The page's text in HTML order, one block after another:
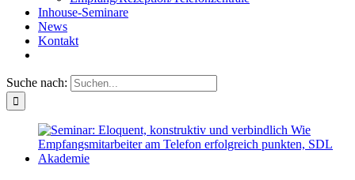
Inhouse-Seminare
News
Kontakt
Suche nach: